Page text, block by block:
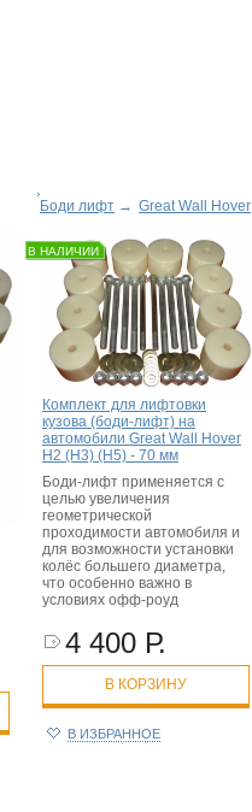
Боди лифт → Great Wall Hover
В НАЛИЧИИ
Комплект для лифтовки
кузова (боди-лифт) на
автомобили Great Wall Hover
H2 (H3) (H5) - 70 мм
Боди-лифт применяется с
целью увеличения
геометрической
проходимости автомобиля и
для возможности установки
колёс большего диаметра,
что особенно важно в
условиях офф-роуд
4 400 Р.
В КОРЗИНУ
В ИЗБРАННОЕ